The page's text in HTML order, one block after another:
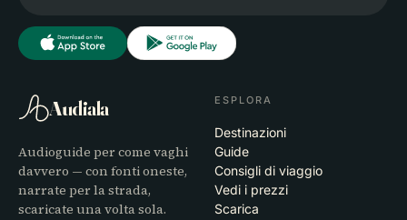
Audiala
Audioguide per come vaghi
davvero — con fonti oneste,
narrate per la strada,
scaricate una volta sola.
ESPLORA
Destinazioni
Guide
Consigli di viaggio
Vedi i prezzi
Scarica